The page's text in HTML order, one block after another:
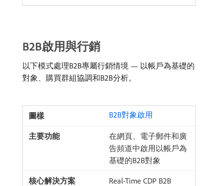
B2B啟用與行銷
以下模式處理B2B專屬行銷情境 — 以帳戶為基礎的
對象、購買群組協調和B2B分析。
B2B對象啟用
在網頁、電子郵件和廣
告頻道中啟用以帳戶為
基礎的B2B對象
Real-Time CDP B2B